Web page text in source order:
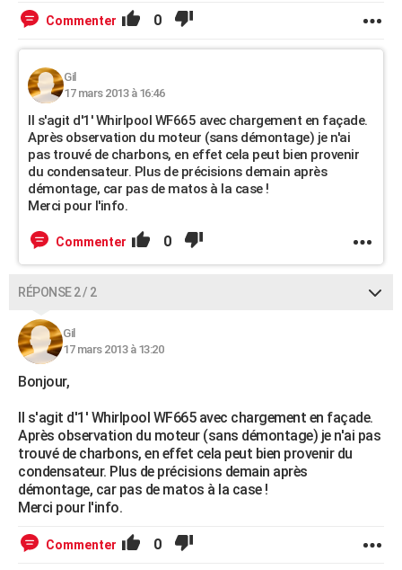
FORUM
Commenter 0
Gil
17 mars 2013 à 16:46
Il s'agit d'1' Whirlpool WF665 avec chargement en façade.
Après observation du moteur (sans démontage) je n'ai
pas trouvé de charbons, en effet cela peut bien provenir
du condensateur. Plus de précisions demain après
démontage, car pas de matos à la case !
Merci pour l'info.
Commenter 0
RÉPONSE 2 / 2
Gil
17 mars 2013 à 13:20
Bonjour,
Il s'agit d'1' Whirlpool WF665 avec chargement en façade.
Après observation du moteur (sans démontage) je n'ai pas
trouvé de charbons, en effet cela peut bien provenir du
condensateur. Plus de précisions demain après
démontage, car pas de matos à la case !
Merci pour l'info.
Commenter 0